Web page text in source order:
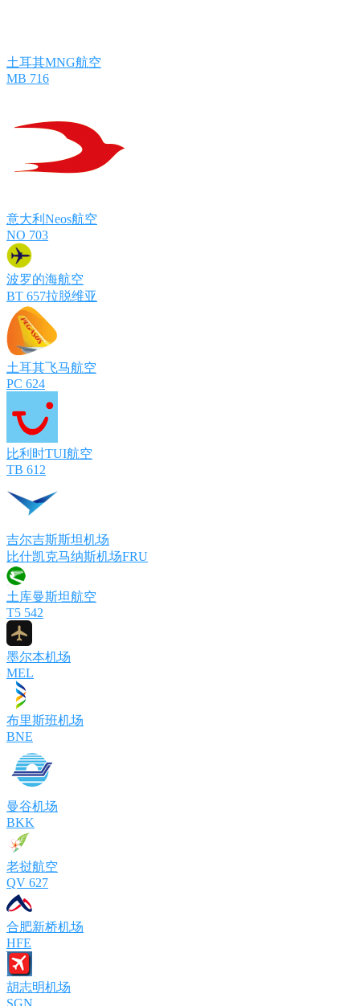
土耳其MNG航空
MB 716
意大利Neos航空
NO 703
波罗的海航空
BT 657拉脱维亚
土耳其飞马航空
PC 624
比利时TUI航空
TB 612
吉尔吉斯斯坦机场
比什凯克马纳斯机场FRU
土库曼斯坦航空
T5 542
墨尔本机场
MEL
布里斯班机场
BNE
曼谷机场
BKK
老挝航空
QV 627
合肥新桥机场
HFE
胡志明机场
SGN